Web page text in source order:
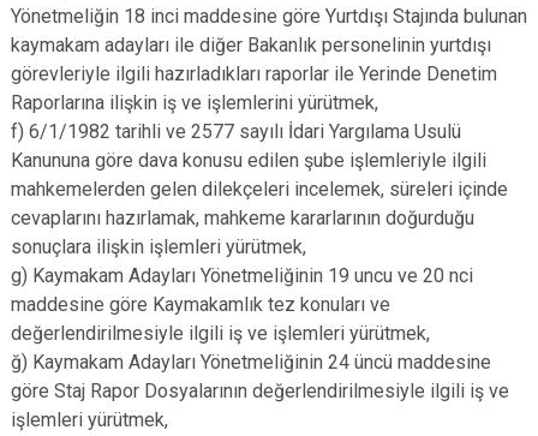
Yönetmeliğin 18 inci maddesine göre Yurtdışı Stajında bulunan
kaymakam adayları ile diğer Bakanlık personelinin yurtdışı
görevleriyle ilgili hazırladıkları raporlar ile Yerinde Denetim
Raporlarına ilişkin iş ve işlemlerini yürütmek,
f) 6/1/1982 tarihli ve 2577 sayılı İdari Yargılama Usulü
Kanununa göre dava konusu edilen şube işlemleriyle ilgili
mahkemelerden gelen dilekçeleri incelemek, süreleri içinde
cevaplarını hazırlamak, mahkeme kararlarının doğurduğu
sonuçlara ilişkin işlemleri yürütmek,
g) Kaymakam Adayları Yönetmeliğinin 19 uncu ve 20 nci
maddesine göre Kaymakamlık tez konuları ve
değerlendirilmesiyle ilgili iş ve işlemleri yürütmek,
ğ) Kaymakam Adayları Yönetmeliğinin 24 üncü maddesine
göre Staj Rapor Dosyalarının değerlendirilmesiyle ilgili iş ve
işlemleri yürütmek,